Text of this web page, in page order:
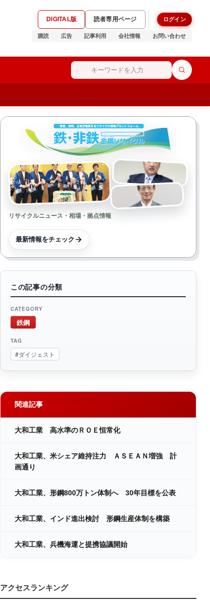
DIGITAL版 読者専用ページ ログイン
購読 広告 記事利用 会社情報 お問い合わせ
リサイクルニュース・相場・拠点情報
最新情報をチェック
この記事の分類
CATEGORY
鉄鋼
TAG
#ダイジェスト
関連記事
大和工業 高水準のＲＯＥ恒常化
大和工業、米シェア維持注力 ＡＳＥＡＮ増強 計
画通り
大和工業、形鋼800万トン体制へ 30年目標を公表
大和工業、インド進出検討 形鋼生産体制を構築
大和工業、兵機海運と提携協議開始
アクセスランキング